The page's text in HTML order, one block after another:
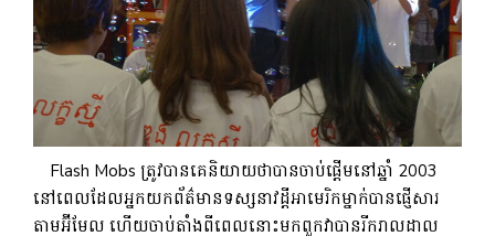
Flash Mobs ត្រូវបានគេនិយាយថាបានចាប់ផ្តើមនៅឆ្នាំ 2003
នៅពេលដែលអ្នកយកព័ត៌មានទស្សនាវដ្តីអាមេរិកម្នាក់បានផ្ញើសារ
តាមអ៊ីមែល ហើយចាប់តាំងពីពេលនោះមកពួកវាបានរីករាលដាល